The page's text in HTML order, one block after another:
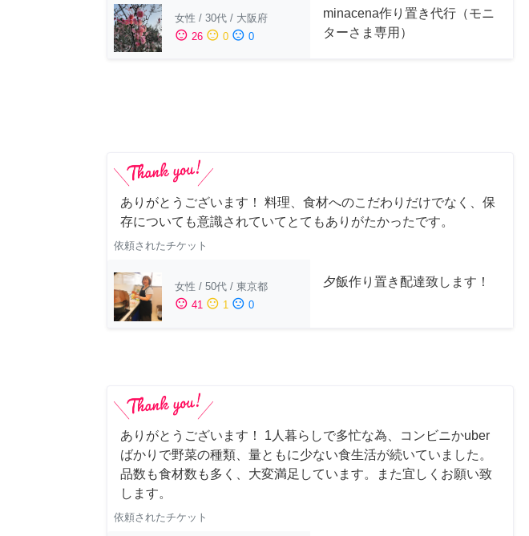
女性 / 30代 / 大阪府
sentiment_satisfied 26 sentiment_neutral 0 sentiment_dissatisfied 0
minacena作り置き代行（モニ
ターさま専用）
ありがとうございます！ 料理、食材へのこだわりだけでなく、保
存についても意識されていてとてもありがたかったです。
依頼されたチケット
女性 / 50代 / 東京都
sentiment_satisfied 41 sentiment_neutral 1 sentiment_dissatisfied 0
夕飯作り置き配達致します！
ありがとうございます！ 1人暮らしで多忙な為、コンビニかuber
ばかりで野菜の種類、量ともに少ない食生活が続いていました。
品数も食材数も多く、大変満足しています。また宜しくお願い致
します。
依頼されたチケット